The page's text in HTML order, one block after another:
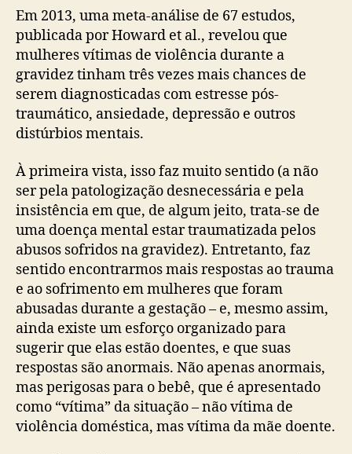
Em 2013, uma meta-análise de 67 estudos,
publicada por Howard et al., revelou que
mulheres vítimas de violência durante a
gravidez tinham três vezes mais chances de
serem diagnosticadas com estresse pós-
traumático, ansiedade, depressão e outros
distúrbios mentais.
À primeira vista, isso faz muito sentido (a não
ser pela patologização desnecessária e pela
insistência em que, de algum jeito, trata-se de
uma doença mental estar traumatizada pelos
abusos sofridos na gravidez). Entretanto, faz
sentido encontrarmos mais respostas ao trauma
e ao sofrimento em mulheres que foram
abusadas durante a gestação – e, mesmo assim,
ainda existe um esforço organizado para
sugerir que elas estão doentes, e que suas
respostas são anormais. Não apenas anormais,
mas perigosas para o bebê, que é apresentado
como “vítima” da situação – não vítima de
violência doméstica, mas vítima da mãe doente.